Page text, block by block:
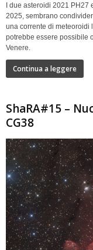
I due asteroidi 2021 PH27
2025, sembrano
una corrente di meteoroidi
potrebbe essere possibile
Venere.
Continua a leggere
ShaRA#15 –
CG38